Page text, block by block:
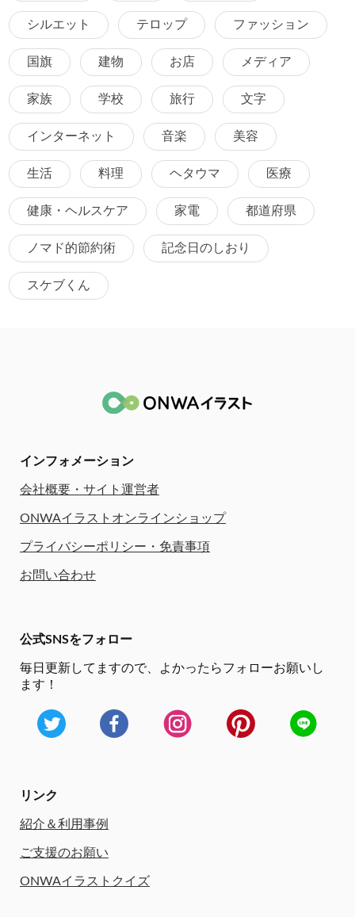
シルエット テロップ ファッション
国旗 建物 お店 メディア
家族 学校 旅行 文字
インターネット 音楽 美容
生活 料理 ヘタウマ 医療
健康・ヘルスケア 家電 都道府県
ノマド的節約術 記念日のしおり
スケブくん
インフォメーション
会社概要・サイト運営者
ONWAイラストオンラインショップ
プライバシーポリシー・免責事項
お問い合わせ
公式SNSをフォロー
毎日更新してますので、
よかったらフォローお願いし
ます！
リンク
紹介＆利用事例
ご支援のお願い
ONWAイラストクイズ